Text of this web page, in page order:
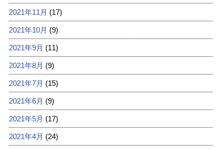
2021年11月 (17)
2021年10月 (9)
2021年9月 (11)
2021年8月 (9)
2021年7月 (15)
2021年6月 (9)
2021年5月 (17)
2021年4月 (24)